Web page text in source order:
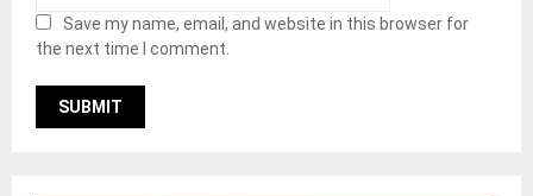
Save my name, email, and website in this browser for
the next time I comment.